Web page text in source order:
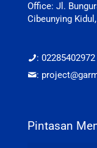
Office: Jl.
Cibeunying
: 02285402972
:
Pintasan